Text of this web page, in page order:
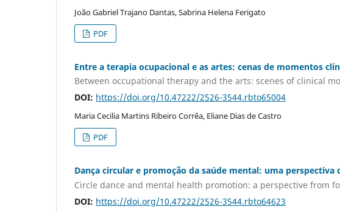
João Gabriel Trajano Dantas, Sabrina Helena Ferigato
PDF
Entre a terapia ocupacional e as artes: cenas de momentos
Between occupational therapy and the arts: scenes of clinical
DOI: https://doi.org/10.47222/2526-3544.rbto65004
Maria Cecilia Martins Ribeiro Corrêa, Eliane Dias de Castro
PDF
Dança circular e promoção da saúde mental: uma perspectiva
Circle dance and mental health promotion: a perspective from
DOI: https://doi.org/10.47222/2526-3544.rbto64623